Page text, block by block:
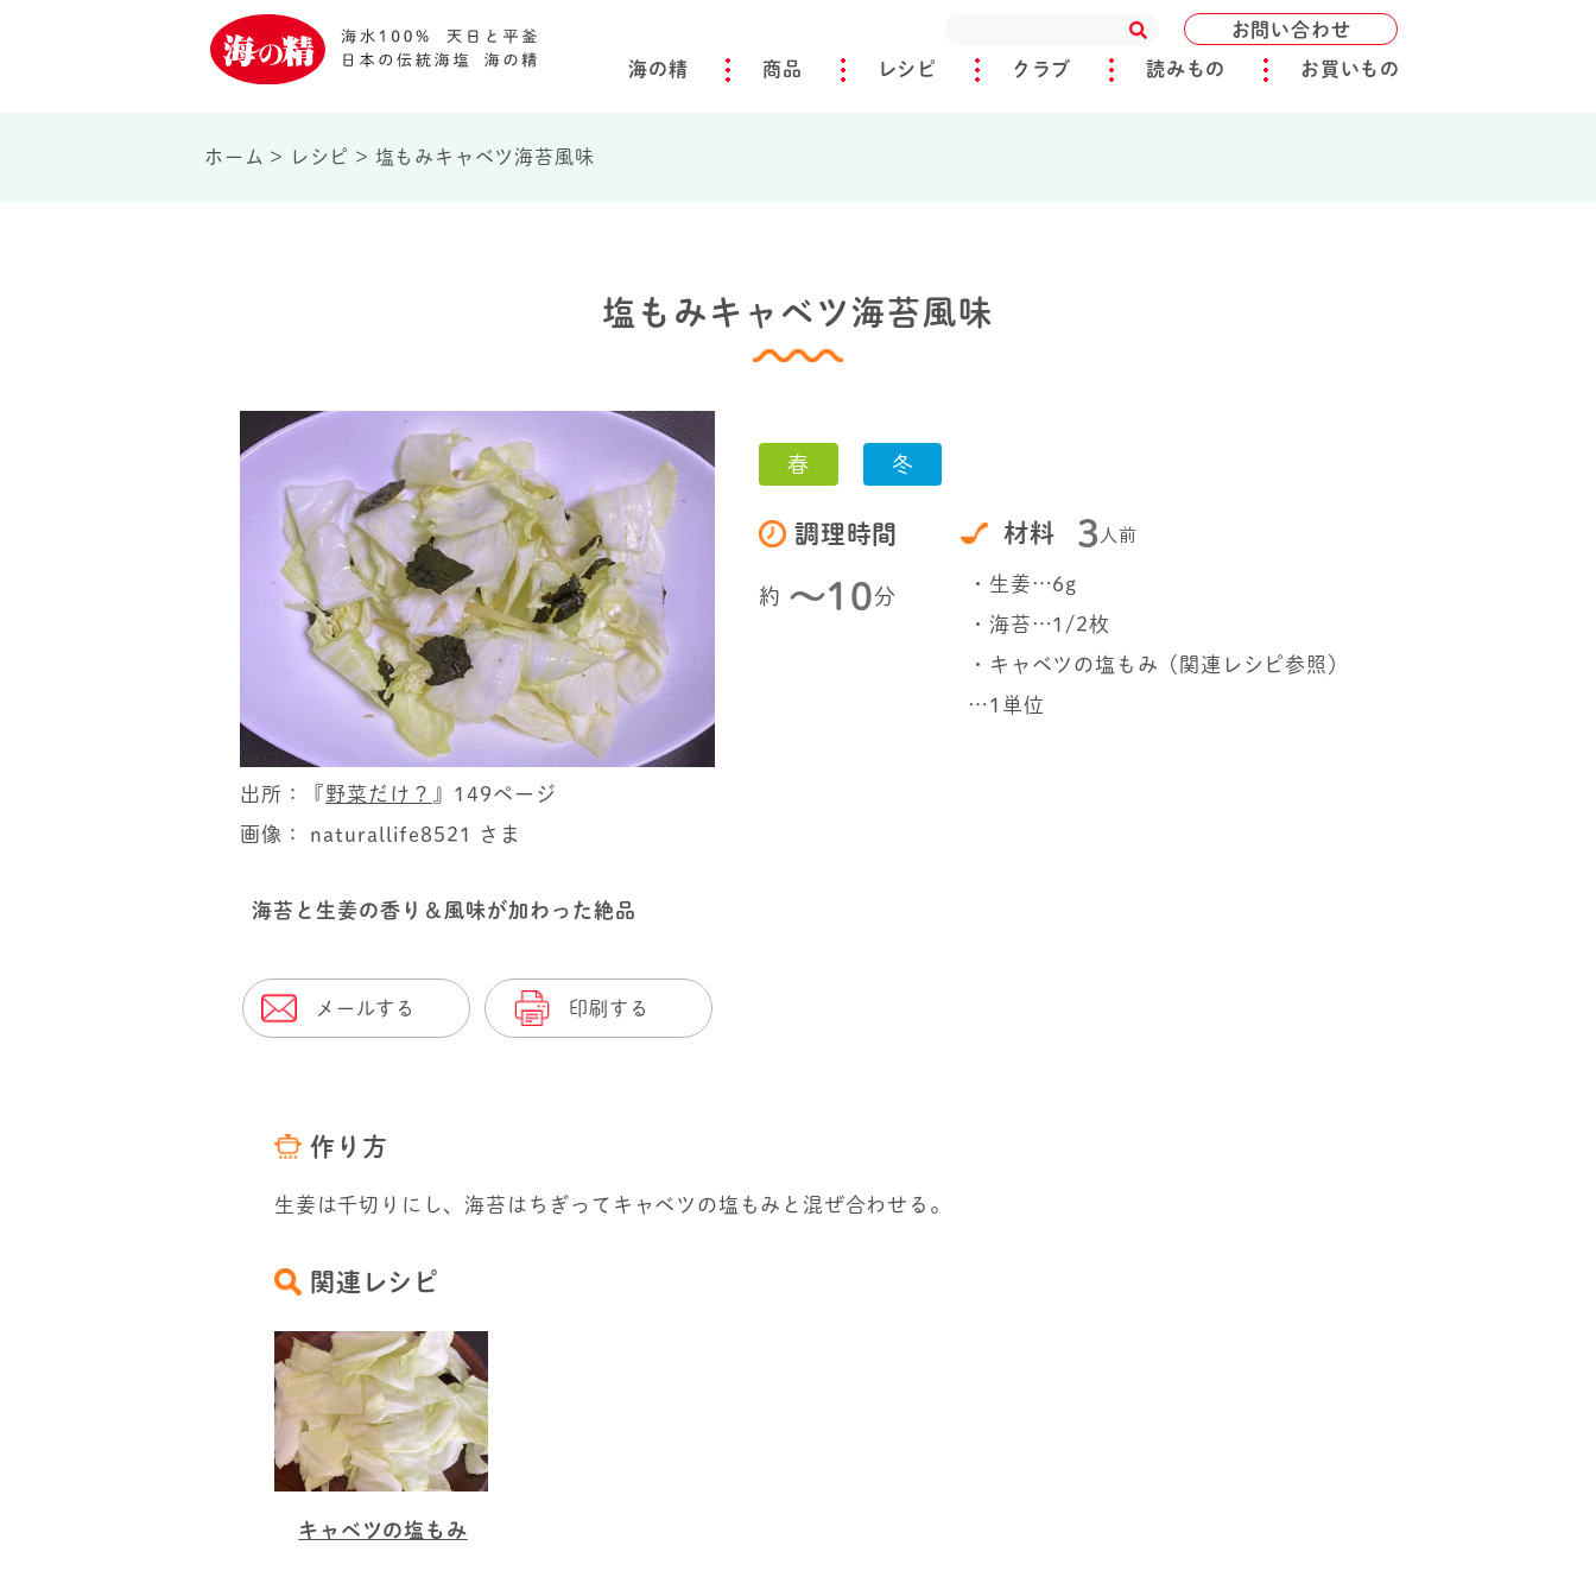
お問い合わせ
海の精 商品 レシピ クラブ 読みもの お買いもの
ホーム > レシピ > 塩もみキャベツ海苔風味
塩もみキャベツ海苔風味
出所：『野菜だけ？ 』149ページ
画像： naturallife8521 さま
海苔と生姜の香り＆風味が加わった絶品
メールする 印刷する
春 冬
調理時間
約 〜10分
材料 3 人前
・生姜…6g
・海苔…1/2枚
・キャベツの塩もみ（関連レシピ参照）
…1単位
作り方
生姜は千切りにし、海苔はちぎってキャベツの塩もみと混ぜ合わせる。
関連レシピ
キャベツの塩もみ